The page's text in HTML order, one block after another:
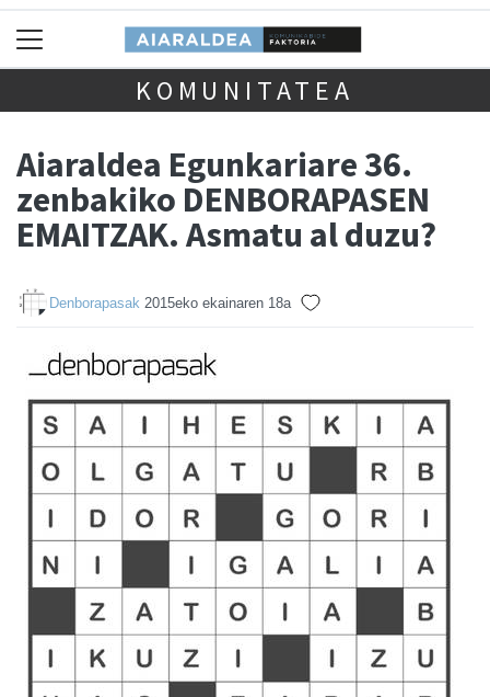
KOMUNITATEA
Aiaraldea Egunkariare 36.
zenbakiko DENBORAPASEN
EMAITZAK. Asmatu al duzu?
Denborapasak 2015eko ekainaren 18a